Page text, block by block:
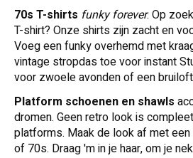
70s T-shirts funky forever.Op
T-shirt? Onze shirts zijn zacht en
Voeg een funky overhemd met
vintage stropdas toe voor instant
voor zwoele avonden of een
Platform schoenen en shawls
dromen. Geen retro look is
platforms. Maak de look af met
of 70s. Draag 'm in je haar, om je